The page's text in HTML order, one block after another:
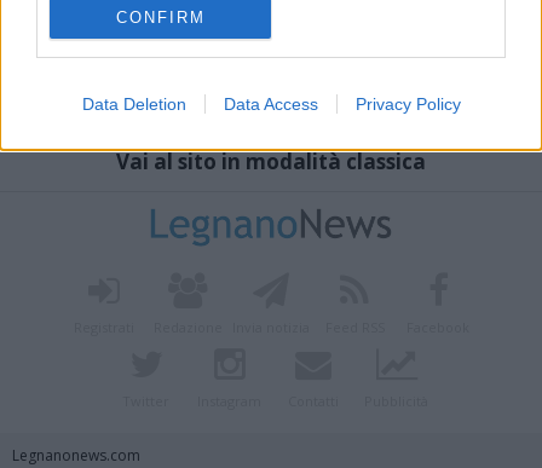
CONFIRM
Data Deletion Data Access Privacy Policy
Vai al sito in modalità classica
Legnanonews.com